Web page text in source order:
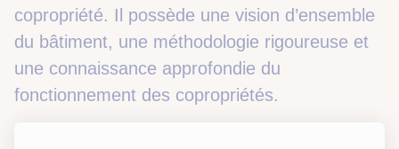
copropriété. Il possède une vision d’ensemble
du bâtiment, une méthodologie rigoureuse et
une connaissance approfondie du
fonctionnement des copropriétés.